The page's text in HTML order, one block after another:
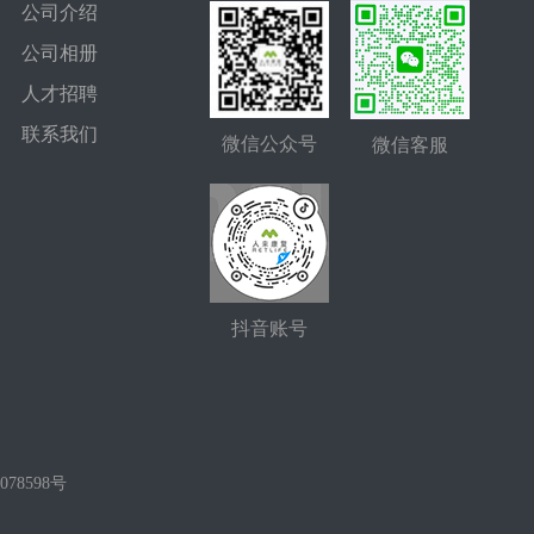
公司介绍
公司相册
人才招聘
联系我们
号
微信公众号 微信客服
抖音账号